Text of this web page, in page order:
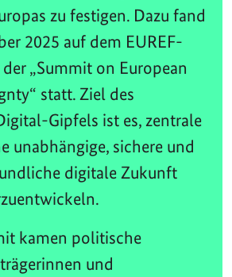
zu festigen. Dazu fand
2025 auf dem EUREF-
„Summit on European
statt. Ziel des
Gipfels ist es, zentrale
unabhängige, sichere und
digitale Zukunft
kamen politische
und